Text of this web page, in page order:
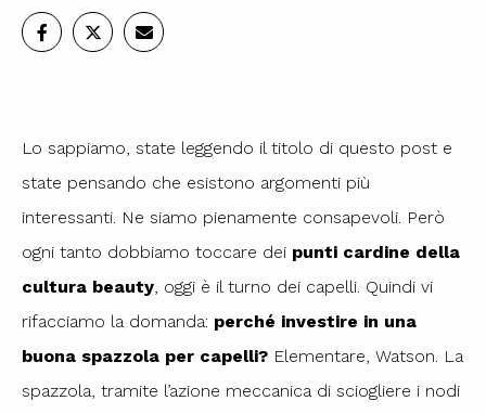
Lo sappiamo, state leggendo il titolo di questo post e
state pensando che esistono argomenti più
interessanti. Ne siamo pienamente consapevoli. Però
ogni tanto dobbiamo toccare dei punti cardine della
cultura beauty, oggi è il turno dei capelli. Quindi vi
rifacciamo la domanda: perché investire in una
buona spazzola per capelli? Elementare, Watson. La
spazzola, tramite l’azione meccanica di sciogliere i nodi